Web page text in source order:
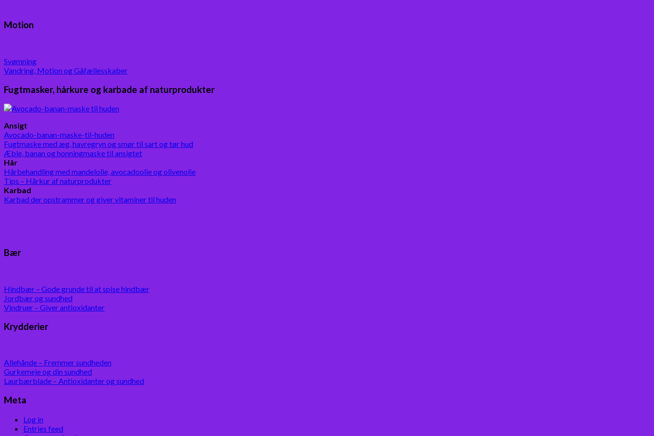
Motion
Svømning
Vandring, Motion og Gåfællesskaber
Fugtmasker, hårkure og karbade af naturprodukter
Ansigt
Avocado-banan-maske-til-huden
Fugtmaske med æg, havregryn og smør til sart og tør hud
Æble, banan og honningmaske til ansigtet
Hår
Hårbehandling med mandelolie, avocadoolie og olivenolie
Tips – Hårkur af naturprodukter
Karbad
Karbad der opstrammer og giver vitaminer til huden
Bær
Hindbær – Gode grunde til at spise hindbær
Jordbær og sundhed
Vindruer – Giver antioxidanter
Krydderier
Allehånde – Fremmer sundheden
Gurkemeje og din sundhed
Laurbærblade – Antioxidanter og sundhed
Meta
Log in
Entries feed